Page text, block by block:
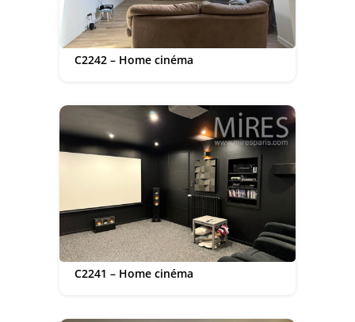
C2242 – Home cinéma
C2241 – Home cinéma